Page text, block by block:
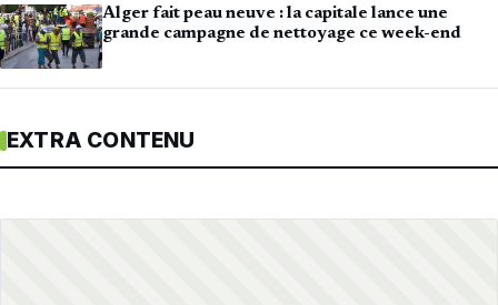
Alger fait peau neuve : la capitale lance une
grande campagne de nettoyage ce week-end
EXTRA CONTENU